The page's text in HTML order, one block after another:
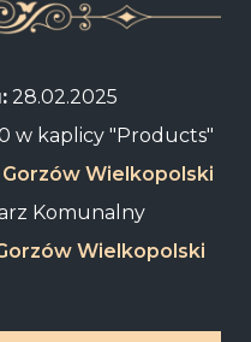
28.02.2025
w kaplicy "Products"
Wielkopolski
Komunalny
Wielkopolski